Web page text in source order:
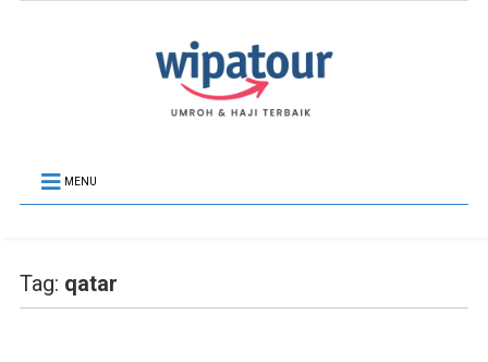
MENU
Tag: qatar